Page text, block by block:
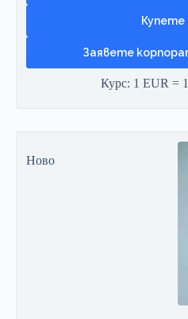
Заявете
Курс: 1 EUR =
Ново